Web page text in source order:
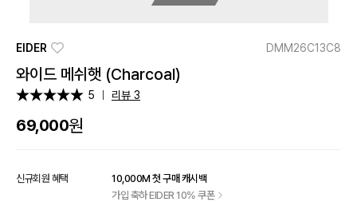
EIDER DMM26C13C8
와이드 메쉬햇 (Charcoal)
5 리뷰 3
69,000원
신규회원 혜택
10,000M 첫 구매 캐시백
가입 축하 EIDER 10% 쿠폰